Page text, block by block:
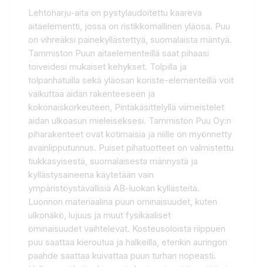
Lehtoharju-aita on pystylaudoitettu kaareva
aitaelementti, jossa on ristikkomallinen yläosa. Puu
on vihreäksi painekyllästettyä, suomalaista mäntyä.
Tammiston Puun aitaelementeillä saat pihaasi
toiveidesi mukaiset kehykset. Tolpilla ja
tolpanhatuilla sekä yläosan koriste-elementeillä voit
vaikuttaa aidan rakenteeseen ja
kokonaiskorkeuteen, Pintakäsittelyllä viimeistelet
aidan ulkoasun mieleiseksesi. Tammiston Puu Oy:n
piharakenteet ovat kotimaisia ja niille on myönnetty
avainlipputunnus. Puiset pihatuotteet on valmistettu
tiukkasyisestä, suomalaisesta männystä ja
kyllästysaineena käytetään vain
ympäristöystävällisiä AB-luokan kyllästeitä.
Luonnon materiaalina puun ominaisuudet, kuten
ulkonäkö, lujuus ja muut fysikaaliset
ominaisuudet vaihtelevat. Kosteusoloista riippuen
puu saattaa kieroutua ja halkeilla, etenkin auringon
paahde saattaa kuivattaa puun turhan nopeasti.